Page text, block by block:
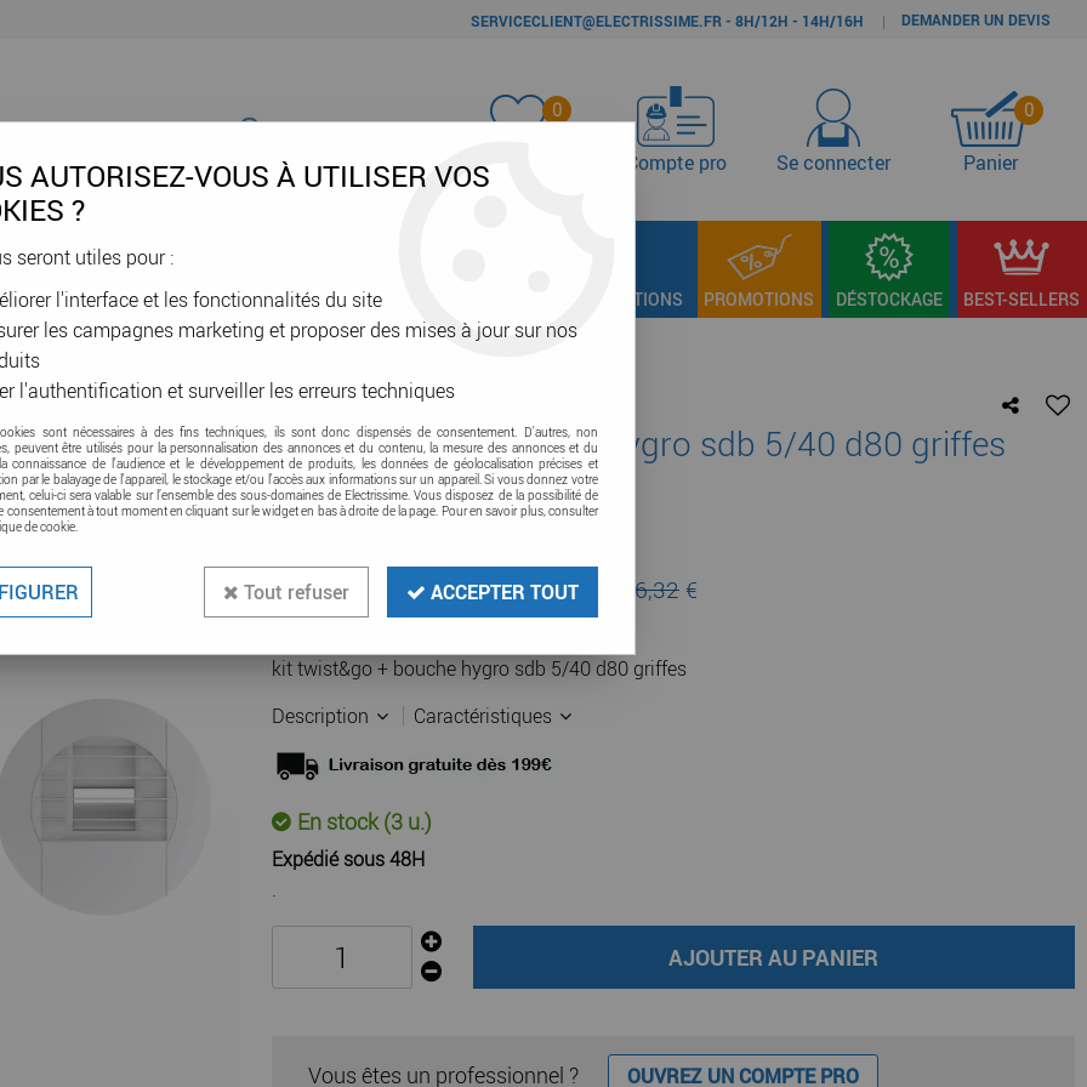
SERVICECLIENT@ELECTRISSIME.FR - 8H/12H - 14H/16H | DEMANDER UN DEVIS
0
Favoris Compte pro Se connecter
0
Panier
& GAINES DOMOTIQUE & VE SÉCURITÉ & RÉSEAU OUTILLAGE & FIXATIONS PROMOTIONS DÉSTOCKAGE BEST-SELLERS
5/40 d80 griffes (542574)
ATLANTIC CLIM & VENTIL
kit twist&go + bouche hygro sdb 5/40 d80 griffes
(542574)
5Avis Donnez votre avis
45,90 €TTCau lieu de 76,32€
kit twist&go + bouche hygro sdb 5/40 d80 griffes
Description
Caractéristiques
En stock (3 u.)
Expédié sous 48H
.
AJOUTER AU PANIER
Vous êtes un professionnel ? OUVREZ UN COMPTE PRO
AUTORISEZ-VOUS À UTILISER VOS
?
seront utiles pour :
l'interface et les fonctionnalités du site
les campagnes marketing et proposer des mises à jour sur nos
l'authentification et surveiller les erreurs techniques
sont nécessaires à des fins techniques, ils sont donc dispensés de consentement. D'autres, non
peuvent être utilisés pour la personnalisation des annonces et du contenu, la mesure des annonces et du
connaissance de l'audience et le développement de produits, les données de géolocalisation précises et
par le balayage de l'appareil, le stockage et/ou l'accès aux informations sur un appareil. Si vous donnez votre
celui-ci sera valable sur l’ensemble des sous-domaines de Electrissime. Vous disposez de la possibilité de
consentement à tout moment en cliquant sur le widget en bas à droite de la page. Pour en savoir plus, consulter
de cookie.
Tout refuser ACCEPTER TOUT